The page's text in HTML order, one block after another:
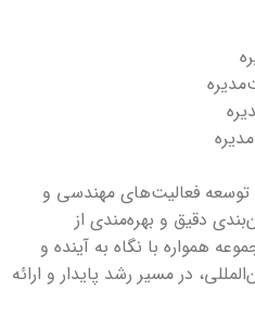
توسعه فعالیت‌های مهندسی و
دقیق و بهره‌مندی از
همواره با نگاه به آینده و
در مسیر رشد پایدار و ارائه